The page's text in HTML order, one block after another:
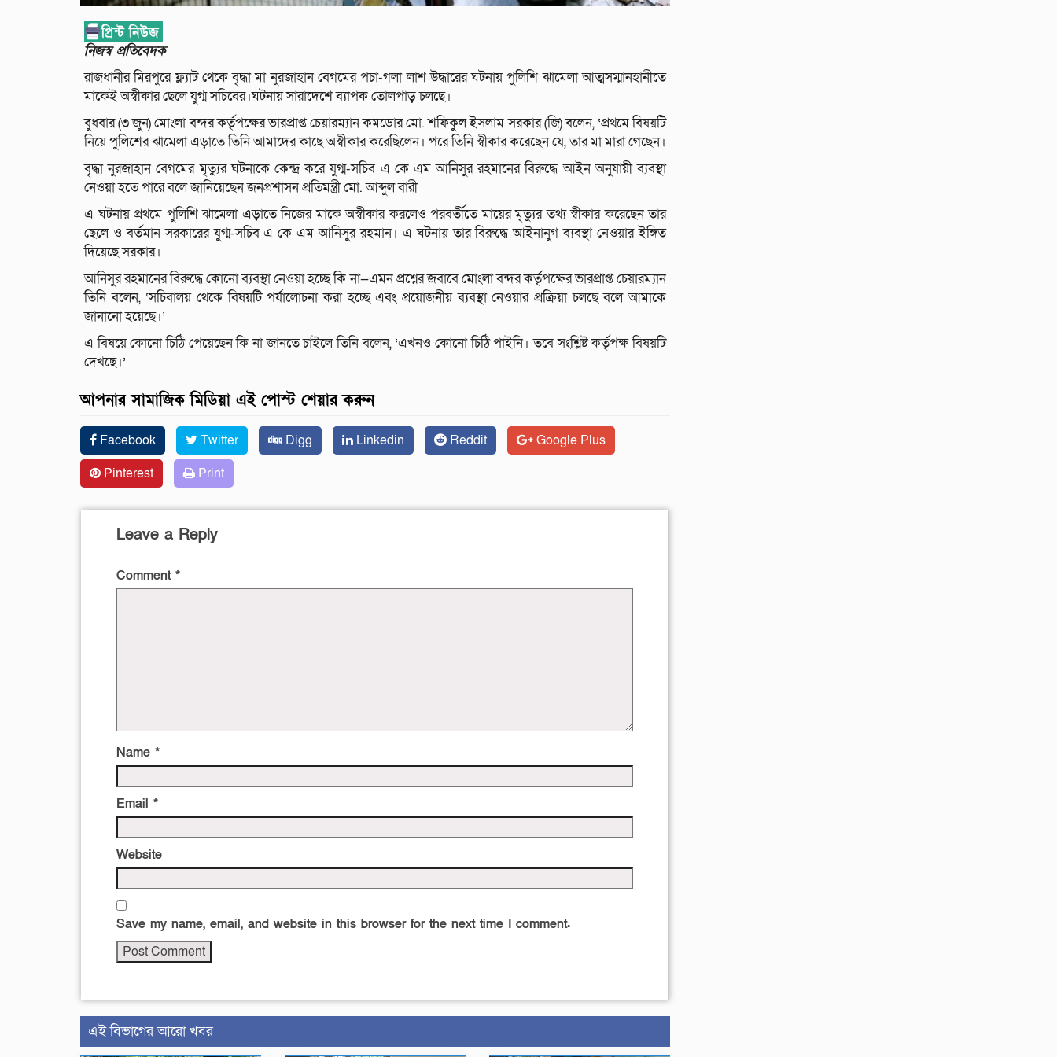
নিজস্ব প্রতিবেদক
রাজধানীর মিরপুরে ফ্ল্যাট থেকে বৃদ্ধা মা নুরজাহান বেগমের পচা-গলা লাশ উদ্ধারের ঘটনায় পুলিশি ঝামেলা আত্মসম্মানহানীতে
মাকেই অস্বীকার ছেলে যুগ্ম সচিবের।ঘটনায় সারাদেশে ব্যাপক তোলপাড় চলছে।
বুধবার (৩ জুন) মোংলা বন্দর কর্তৃপক্ষের ভারপ্রাপ্ত চেয়ারম্যান কমডোর মো. শফিকুল ইসলাম সরকার (জি) বলেন, ‘প্রথমে বিষয়টি
নিয়ে পুলিশের ঝামেলা এড়াতে তিনি আমাদের কাছে অস্বীকার করেছিলেন। পরে তিনি স্বীকার করেছেন যে, তার মা মারা গেছেন।
বৃদ্ধা নুরজাহান বেগমের মৃত্যুর ঘটনাকে কেন্দ্র করে যুগ্ম-সচিব এ কে এম আনিসুর রহমানের বিরুদ্ধে আইন অনুযায়ী ব্যবস্থা
নেওয়া হতে পারে বলে জানিয়েছেন জনপ্রশাসন প্রতিমন্ত্রী মো. আব্দুল বারী
এ ঘটনায় প্রথমে পুলিশি ঝামেলা এড়াতে নিজের মাকে অস্বীকার করলেও পরবর্তীতে মায়ের মৃত্যুর তথ্য স্বীকার করেছেন তার
ছেলে ও বর্তমান সরকারের যুগ্ম-সচিব এ কে এম আনিসুর রহমান। এ ঘটনায় তার বিরুদ্ধে আইনানুগ ব্যবস্থা নেওয়ার ইঙ্গিত
দিয়েছে সরকার।
আনিসুর রহমানের বিরুদ্ধে কোনো ব্যবস্থা নেওয়া হচ্ছে কি না—এমন প্রশ্নের জবাবে মোংলা বন্দর কর্তৃপক্ষের ভারপ্রাপ্ত চেয়ারম্যান
তিনি বলেন, ‘সচিবালয় থেকে বিষয়টি পর্যালোচনা করা হচ্ছে এবং প্রয়োজনীয় ব্যবস্থা নেওয়ার প্রক্রিয়া চলছে বলে আমাকে
জানানো হয়েছে।’
এ বিষয়ে কোনো চিঠি পেয়েছেন কি না জানতে চাইলে তিনি বলেন, ‘এখনও কোনো চিঠি পাইনি। তবে সংশ্লিষ্ট কর্তৃপক্ষ বিষয়টি
দেখছে।’
আপনার সামাজিক মিডিয়া এই পোস্ট শেয়ার করুন
Facebook Twitter Digg Linkedin Reddit
Google Plus
Pinterest
Print
Leave a Reply
Comment *
Name *
Email *
Website
Save my name, email, and website in this browser for the next time I comment.
এই বিভাগের আরো খবর